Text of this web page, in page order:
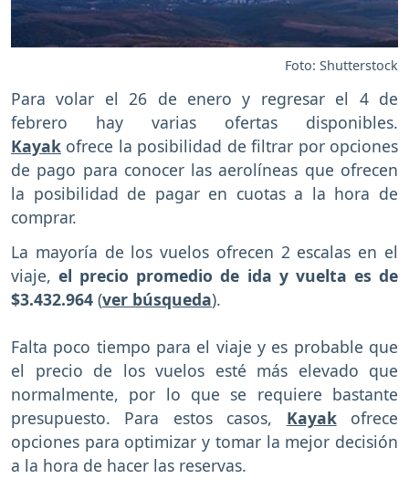
Foto: Shutterstock
Para volar el 26 de enero y regresar el 4 de
febrero hay varias ofertas disponibles.
Kayak ofrece la posibilidad de filtrar por opciones
de pago para conocer las aerolíneas que ofrecen
la posibilidad de pagar en cuotas a la hora de
comprar.
La mayoría de los vuelos ofrecen 2 escalas en el
viaje, el precio promedio de ida y vuelta es de
$3.432.964 (ver búsqueda).
Falta poco tiempo para el viaje y es probable que
el precio de los vuelos esté más elevado que
normalmente, por lo que se requiere bastante
presupuesto. Para estos casos, Kayak
ofrece
opciones para optimizar y tomar la mejor decisión
a la hora de hacer las reservas.